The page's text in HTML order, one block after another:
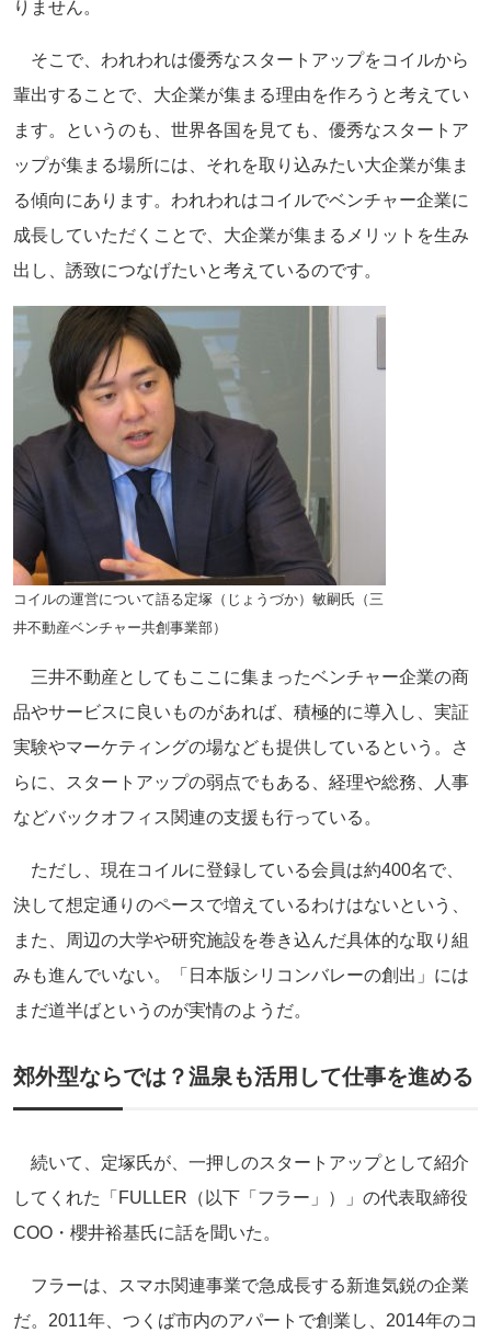
りません。
そこで、われわれは優秀なスタートアップをコイルから
輩出することで、大企業が集まる理由を作ろうと考えてい
ます。というのも、世界各国を見ても、優秀なスタートア
ップが集まる場所には、それを取り込みたい大企業が集ま
る傾向にあります。われわれはコイルでベンチャー企業に
成長していただくことで、大企業が集まるメリットを生み
出し、誘致につなげたいと考えているのです。
コイルの運営について語る定塚（じょうづか）敏嗣氏（三
井不動産ベンチャー共創事業部）
三井不動産としてもここに集まったベンチャー企業の商
品やサービスに良いものがあれば、積極的に導入し、実証
実験やマーケティングの場なども提供しているという。さ
らに、スタートアップの弱点でもある、経理や総務、人事
などバックオフィス関連の支援も行っている。
ただし、現在コイルに登録している会員は約400名で、
決して想定通りのペースで増えているわけはないという、
また、周辺の大学や研究施設を巻き込んだ具体的な取り組
みも進んでいない。「日本版シリコンバレーの創出」には
まだ道半ばというのが実情のようだ。
郊外型ならでは？温泉も活用して仕事を進める
続いて、定塚氏が、一押しのスタートアップとして紹介
してくれた「FULLER（以下「フラー」）」の代表取締役
COO・櫻井裕基氏に話を聞いた。
フラーは、スマホ関連事業で急成長する新進気鋭の企業
だ。2011年、つくば市内のアパートで創業し、2014年のコ